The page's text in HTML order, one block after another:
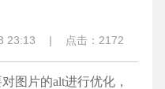
23:13 | 点击： 2172
图片的alt进行优化，